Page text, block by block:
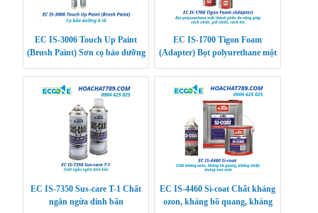
EC IS-3006 Touch Up Paint
(Brush Paint) Sơn cọ bảo dưỡng
EC IS-1700 Tigon Foam
(Adapter) Bọt polyurethane một
nhiệt, giữ nhiệt,
EC IS-7350 Sus-care T-1 Chất
ngăn ngừa dính bẩn
EC IS-4460 Si-coat Chất kháng
ozon, kháng hồ quang, kháng